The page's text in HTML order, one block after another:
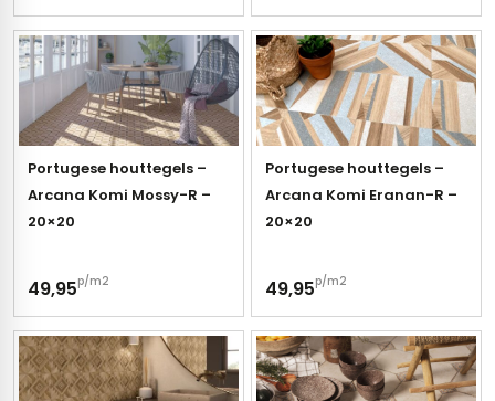
Portugese houttegels –
Arcana Komi Mossy-R –
20×20
49,95p/m2
Portugese houttegels –
Arcana Komi Eranan-R –
20×20
49,95p/m2
33 x 33 cm